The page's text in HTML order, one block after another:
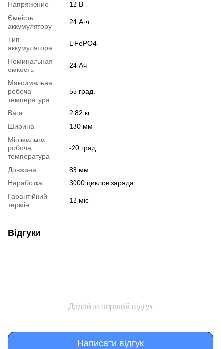
Напряжение
12 В
Ємність
аккумулятору
24 А·ч
Тип
аккумулятора
LiFePO4
Номинальная
емкость
24 Ач
Максимальна
робоча
температура
55 град.
Вага
2.82 кг
Ширина
180 мм
Мінімальна
робоча
температура
-20 град.
Довжина
83 мм
Наработка
3000 циклов заряда
Гарантійний
термін
12 міс
Відгуки
Додайте перший відгук
Написати відгук